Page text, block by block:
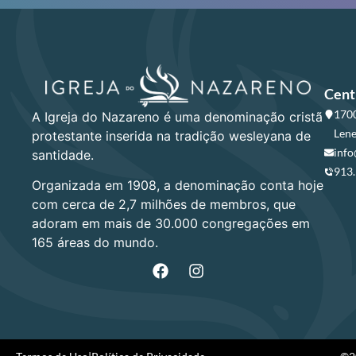
A Igreja do Nazareno é uma denominação cristã
protestante inserida na tradição wesleyana de
santidade.
Organizada em 1908, a denominação conta hoje
com cerca de 2,7 milhões de membros, que
adoram em mais de 30.000 congregações em
165 áreas do mundo.